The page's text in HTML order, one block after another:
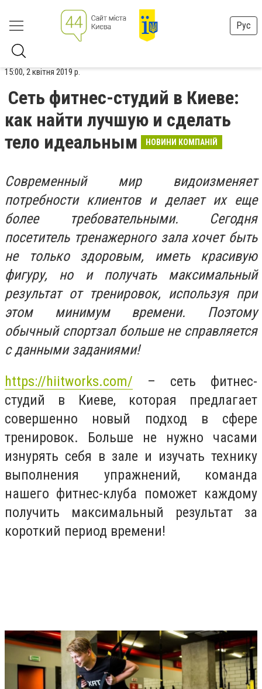
Рус
15:00, 2 квітня 2019 р.
Сеть фитнес-студий в Киеве:
как найти лучшую и сделать
тело идеальным
НОВИНИ КОМПАНІЙ
Современный мир видоизменяет
потребности клиентов и делает их еще
более требовательными. Сегодня
посетитель тренажерного зала хочет быть
не только здоровым, иметь красивую
фигуру, но и получать максимальный
результат от тренировок, используя при
этом минимум времени. Поэтому
обычный спортзал больше не справляется
с данными заданиями!
https://hiitworks.com/ – сеть фитнес-
студий в Киеве, которая предлагает
совершенно новый подход в сфере
тренировок. Больше не нужно часами
изнурять себя в зале и изучать технику
выполнения упражнений, команда
нашего фитнес-клуба поможет каждому
получить максимальный результат за
короткий период времени!